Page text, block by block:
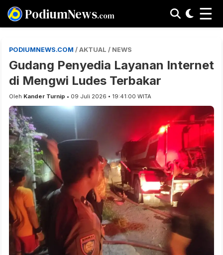
PodiumNews.com ☰
PODIUMNEWS.COM / AKTUAL / NEWS
Gudang Penyedia Layanan Internet
di Mengwi Ludes Terbakar
Oleh Kander Turnip • 09 Juli 2026 • 19:41:00 WITA